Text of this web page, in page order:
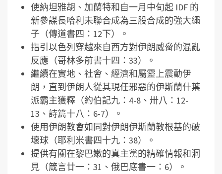
使納坦雅胡、加蘭特和自一月中旬起 IDF 的
新參謀長哈利未聯合成為三股合成的強大繩
子（傳道書四：12下）。
指引以色列穿越來自西方對伊朗威脅的混亂
反應（哥林多前書十四：33）。
繼續在實地、社會、經濟和屬靈上震動伊
朗，直到伊朗人從其現任邪惡的伊斯蘭什葉
派霸主獲釋（約伯記九：4-8、卅八：12-
13、詩篇十八：6-7）。
使用伊朗教會如同對伊朗伊斯蘭教根基的破
壞球（耶利米書四十九：38）。
提供有關在黎巴嫩的真主黨的精確情報和洞
見（箴言廿一：31、俄巴底書一：6）。